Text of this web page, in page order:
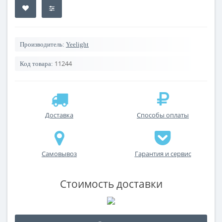
Производитель: Yeelight
Код товара: 11244
Доставка Способы оплаты
Самовывоз Гарантия и сервис
Стоимость доставки